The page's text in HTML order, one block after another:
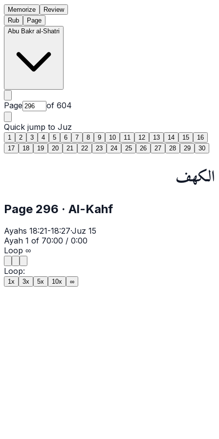
Memorize
Review
Rub
Page
Abu Bakr al-Shatri
Page of 604
Quick jump to Juz
1 2 3 4 5 6 7 8 9 10 11 12 13 14 15
16
17
18 19 20 21 22 23 24 25 26 27 28 29 30
الكهف
Page 296 · Al-Kahf
Ayahs 18:21-18:27·Juz 15
Ayah 1 of 70:00 / 0:00
Loop ∞
Loop:
1x 3x 5x 10x ∞